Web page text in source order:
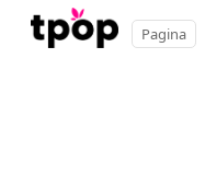
Pagina